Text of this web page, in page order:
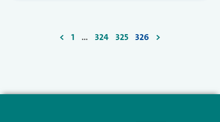
< 1 … 324 325 326 >